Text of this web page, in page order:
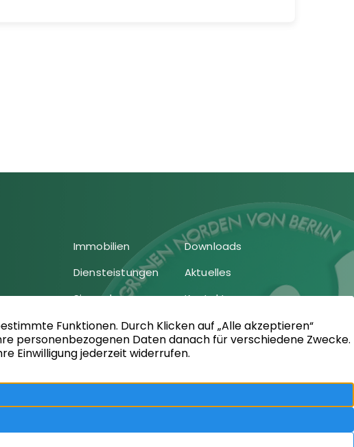
Immobilien
Downloads
Diensteistungen
Aktuelles
Sie suchen
Kontakt
Sie bieten an
Impressum
Kundenstimmen
Datenschutz